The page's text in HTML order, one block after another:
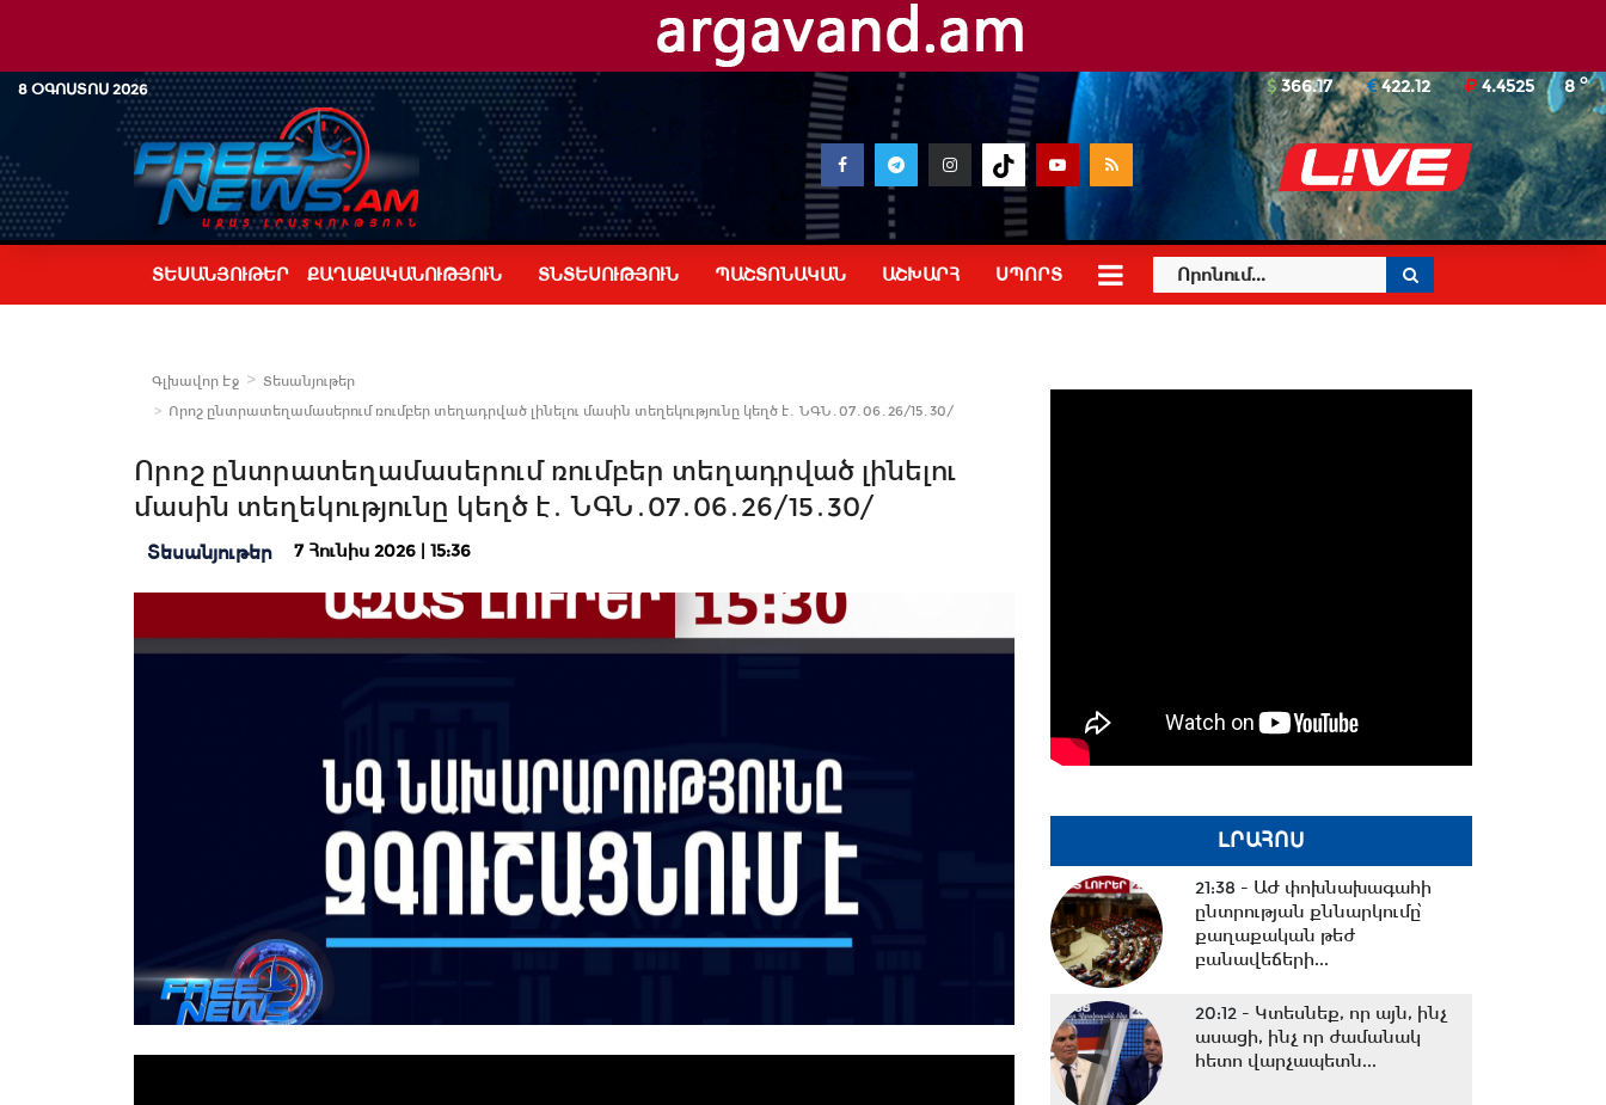
8 ՕԳՈՍՏՈՍ 2026 8o
366.17 422.12 4.4525
ՏԵՍԱՆՅՈՒԹԵՐ ՔԱՂԱՔԱԿԱՆՈՒԹՅՈՒՆ ՏՆՏԵՍՈՒԹՅՈՒՆ ՊԱՇՏՈՆԱԿԱՆ ԱՇԽԱՐՀ ՍՊՈՐՏ
Գլխավոր Էջ
Տեսանյութեր
Որոշ ընտրատեղամասերում ռումբեր տեղադրված լինելու մասին տեղեկությունը կեղծ է․ ՆԳՆ․07․06․26/15․30/
Որոշ ընտրատեղամասերում ռումբեր տեղադրված լինելու
մասին տեղեկությունը կեղծ է․ ՆԳՆ․07․06․26/15․30/
Տեսանյութեր 7 Հունիս 2026 | 15:36
ԼՐԱՀՈՍ
21:38 - ԱԺ փոխնախագահի
ընտրության քննարկումը՝
քաղաքական թեժ
բանավեճերի...
20:12 - Կտեսնեք, որ այն, ինչ
ասացի, ինչ որ ժամանակ
հետո վարչապետն...